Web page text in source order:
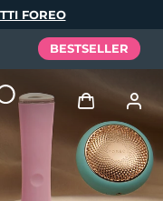
FOREO
BESTSELLER
Accedi